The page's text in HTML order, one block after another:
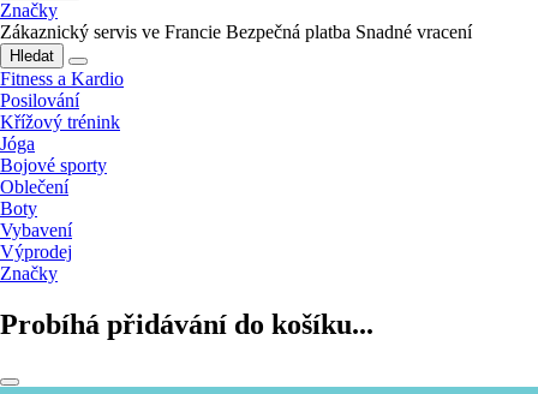
Značky
Zákaznický servis ve Francie Bezpečná platba Snadné vracení
Hledat
Fitness a Kardio
Posilování
Křížový trénink
Jóga
Bojové sporty
Oblečení
Boty
Vybavení
Výprodej
Značky
Probíhá přidávání do košíku...